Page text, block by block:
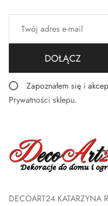
DOŁĄCZ
Zapoznałem się i
Prywatności sklepu.
DECOART24 KATARZYNA